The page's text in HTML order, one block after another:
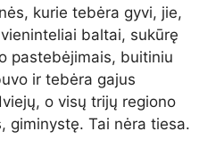
kurie tebėra gyvi, jie,
baltai, sukūrę
pastebėjimais, buitiniu
ir tebėra gajus
o visų trijų regiono
giminystę. Tai nėra tiesa.